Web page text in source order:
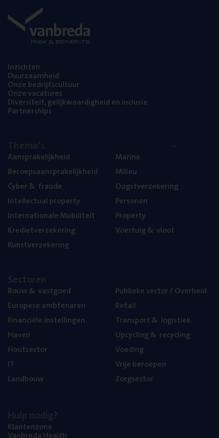
Inzich­ten
Duur­zaam­heid
Onze bedrijfs­cul­tuur
Onze vaca­tu­res
Diver­si­teit, gelijk­waar­dig­heid en inclusie
Part­ner­ships
Aan­spra­ke­lijk­heid
Beroeps­aan­spra­ke­lijk­heid
Cyber& fraude
Intel­lec­tu­al property
Inter­na­ti­o­na­le Mobiliteit
Kre­diet­ver­ze­ke­ring
Kunst­ver­ze­ke­ring
Mari­ne
Mili­eu
Oogst­ver­ze­ke­ring
Per­so­nen
Pro­per­ty
Voer­tuig& vloot
Bouw& vastgoed
Euro­pe­se ambtenaren
Finan­ci­ë­le instellingen
Haven
Hout­sec­tor
IT
Land­bouw
Publie­ke sec­tor / Overheid
Retail
Trans­port& logistiek
Upcy­cling& recycling
Voe­ding
Vrije beroe­pen
Zorg­sec­tor
Klan­ten­zo­ne
Van­b­re­da Health